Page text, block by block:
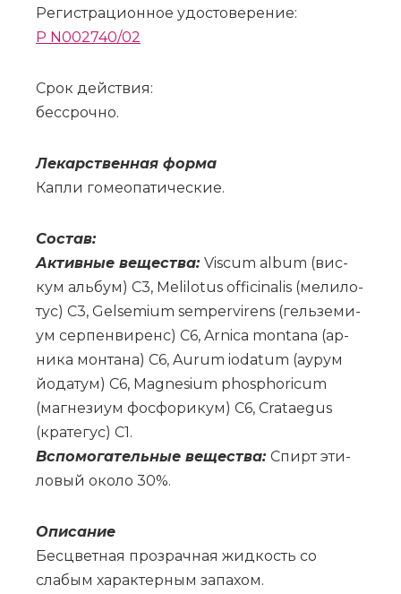
Регистрационное удостоверение:
P N002740/02
Срок действия:
бессрочно.
Ле­кар­ствен­ная фор­ма
Ка­пли го­мео­па­ти­че­ские.
Со­став:
Ак­тив­ные ве­ще­ства: Viscum album (вис­
кум аль­бум) C3, Melilotus officinalis (ме­ли­ло­
тус) C3, Gelsemium sempervirens (гель­зе­ми­
ум сер­пен­ви­ренс) C6, Arnica montana (ар­
ни­ка мон­та­на) C6, Aurum iodatum (аурум
йо­да­тум) C6, Magnesium phosphoricum
(маг­не­зи­ум фос­фо­ри­кум) С6, Crataegus
(кра­те­гус) C1.
Вс­по­мо­га­тель­ные ве­ще­ства: Спирт эти­
ло­вый око­ло 30%.
Опи­са­ние
Бесцветная прозрачная жидкость со
слабым характерным запахом.